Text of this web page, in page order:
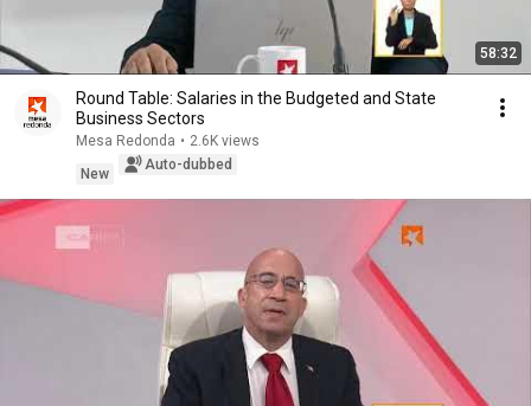
58:32
Round Table: Salaries in the Budgeted and State
Business Sectors
Mesa Redonda • 2.6K views
New
Auto-dubbed